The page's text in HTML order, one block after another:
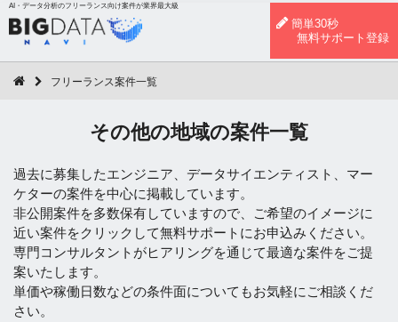
AI・データ分析のフリーランス向け案件が業界最大級
簡単30秒
無料サポート登録
フリーランス案件一覧
その他の地域の案件一覧
過去に募集したエンジニア、データサイエンティスト、マー
ケターの案件を中心に掲載しています。
非公開案件を多数保有していますので、ご希望のイメージに
近い案件をクリックして無料サポートにお申込みください。
専門コンサルタントがヒアリングを通じて最適な案件をご提
案いたします。
単価や稼働日数などの条件面についてもお気軽にご相談くだ
さい。